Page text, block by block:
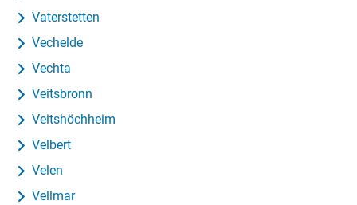
Vaterstetten
Vechelde
Vechta
Veitsbronn
Veitshöchheim
Velbert
Velen
Vellmar